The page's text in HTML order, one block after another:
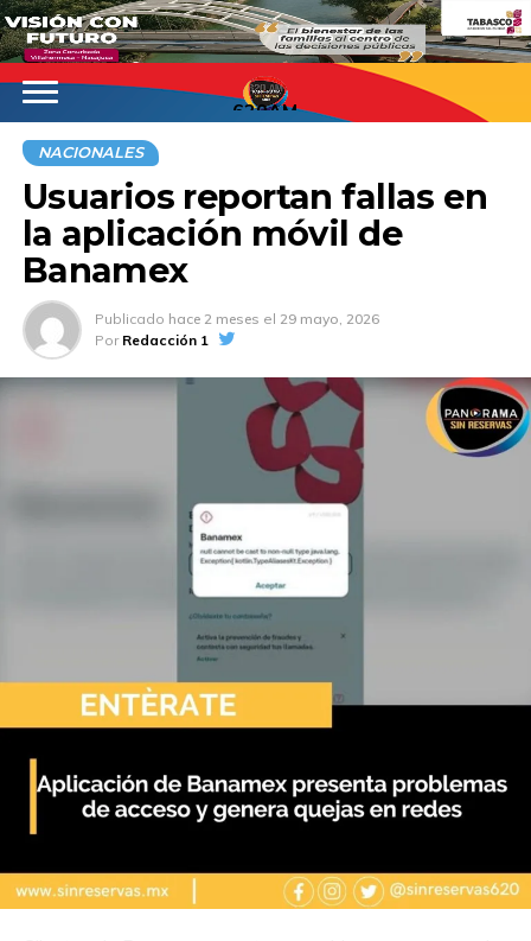
620AM
NACIONALES
Usuarios reportan fallas en
la aplicación móvil de
Banamex
Publicado hace 2 meses el 29 mayo, 2026
Por Redacción 1